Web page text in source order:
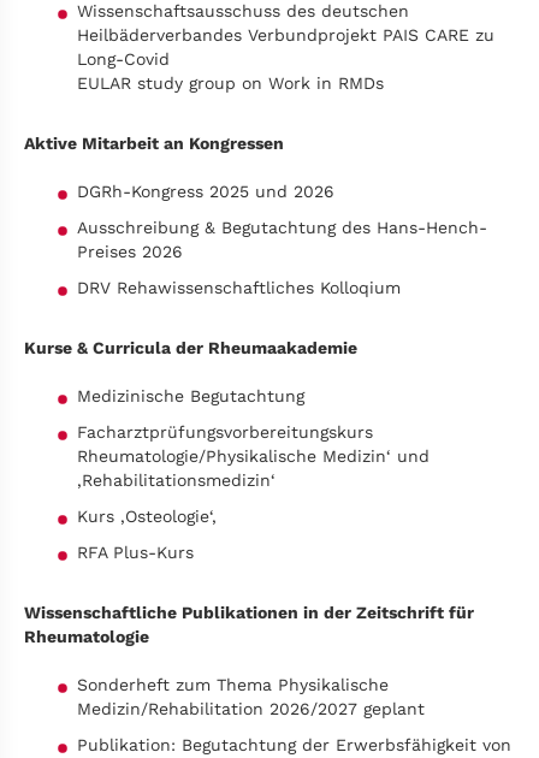
Wissenschaftsausschuss des deutschen
Heilbäderverbandes Verbundprojekt PAIS CARE zu
Long-Covid
EULAR study group on Work in RMDs
Aktive Mitarbeit an Kongressen
DGRh-Kongress 2025 und 2026
Ausschreibung & Begutachtung des Hans-Hench-
Preises 2026
DRV Rehawissenschaftliches Kolloqium
Kurse & Curricula der Rheumaakademie
Medizinische Begutachtung
Facharztprüfungsvorbereitungskurs
Rheumatologie/Physikalische Medizin‘ und
‚Rehabilitationsmedizin‘
Kurs ‚Osteologie‘,
RFA Plus-Kurs
Wissenschaftliche Publikationen in der Zeitschrift für
Rheumatologie
Sonderheft zum Thema Physikalische
Medizin/Rehabilitation 2026/2027 geplant
Publikation: Begutachtung der Erwerbsfähigkeit von